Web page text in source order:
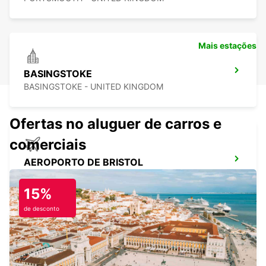
BASINGSTOKE
BASINGSTOKE - UNITED KINGDOM
AEROPORTO DE BRISTOL
BRISTOL - UNITED KINGDOM
BRISTOL SUL
BRISTOL - UNITED KINGDOM
Mais estações
Ofertas no aluguer de carros e
comerciais
15%
de desconto